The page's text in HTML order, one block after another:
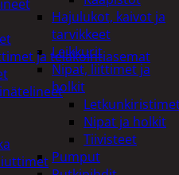
Hajulukot, kaivot ja
tarvikkeet
Leikkurit
Nipat, liittimet ja
holkit
Nipat ja holkit
Tiivisteet
Pumput
ja telakointiasemat